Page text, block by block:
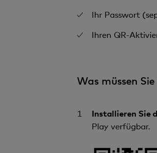
Ihr Passwort
Ihren QR-
Was müssen
Installieren Sie
Play verfügbar.